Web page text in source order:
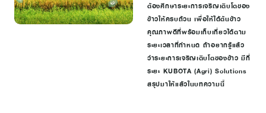
ต้องศึกษาระยะการเจริญเติบโตของ
ข้าวให้ครบถ้วน เพื่อให้ได้ต้นข้าว
คุณภาพดีที่พร้อมเก็บเกี่ยวได้ตาม
ระยะเวลาที่กำหนด ถ้าอยากรู้แล้ว
ว่าระยะการเจริญเติบโตของข้าว มีกี่
ระยะ KUBOTA (Agri) Solutions
สรุปมาให้แล้วในบทความนี้